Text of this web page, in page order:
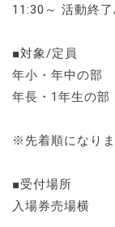
11:30～ 活動終
■対象/定員
年小・年中の部
年長・1年生の
※先着順になり
■受付場所
入場券売場横